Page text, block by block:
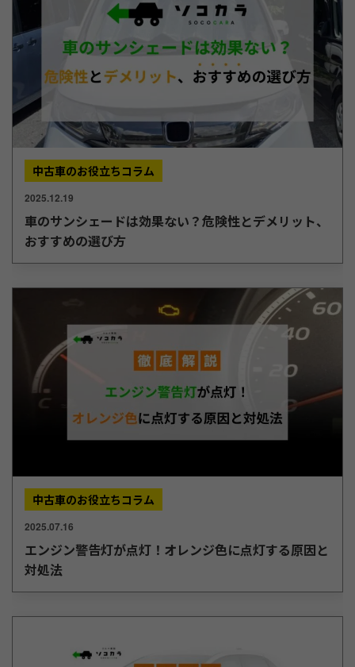
中古車のお役立ちコラム
2025.12.19
車のサンシェードは効果ない？危険性とデメリット、
おすすめの選び方
中古車のお役立ちコラム
2025.07.16
エンジン警告灯が点灯！オレンジ色に点灯する原因と
対処法